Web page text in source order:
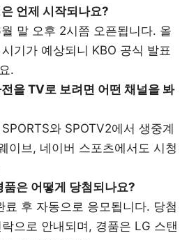
언제 시작되나요?
말 오후 2시쯤 오픈됩니다. 올
기가 예상되니 KBO 공식 발표
.
을 TV로 보려면 어떤 채널을 봐
와 SPOTV2에서 생중계
이브, 네이버 스포츠에서도 시청
품은 어떻게 당첨되나요?
료 후 자동으로 응모됩니다. 당첨
으로 안내되며, 경품은 LG 스탠